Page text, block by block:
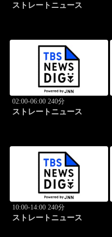
ストレートニュース
02:00-06:00 240分
ストレートニュース
10:00-14:00 240分
ストレートニュース